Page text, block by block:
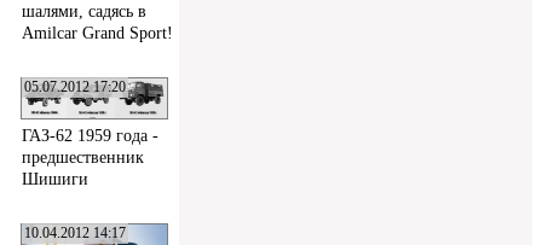
шалями, садясь в
Amilcar Grand Sport!
05.07.2012 17:20
ГАЗ-62 1959 года -
предшественник
Шишиги
10.04.2012 14:17